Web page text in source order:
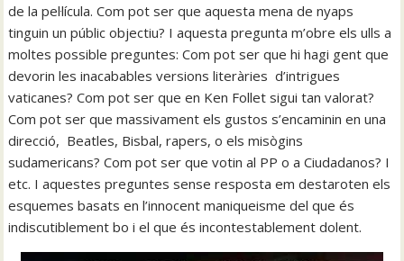
de la pel·lícula. Com pot ser que aquesta mena de nyaps
tinguin un públic objectiu? I aquesta pregunta m’obre els ulls a
moltes possible preguntes: Com pot ser que hi hagi gent que
devorin les inacabables versions literàries d’intrigues
vaticanes? Com pot ser que en Ken Follet sigui tan valorat?
Com pot ser que massivament els gustos s’encaminin en una
direcció, Beatles, Bisbal, rapers, o els misògins
sudamericans? Com pot ser que votin al PP o a Ciudadanos? I
etc. I aquestes preguntes sense resposta em destaroten els
esquemes basats en l’innocent maniqueisme del que és
indiscutiblement bo i el que és incontestablement dolent.